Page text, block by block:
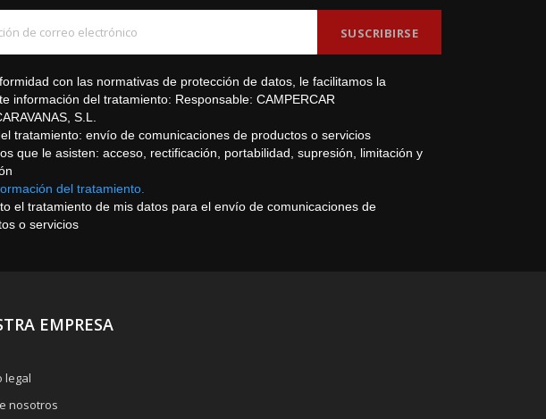
con las normativas de protección de datos, le facilitamos la
información del tratamiento: Responsable: CAMPERCAR
S.L.
tratamiento: envío de comunicaciones de productos o servicios
que le asisten: acceso, rectificación, portabilidad, supresión, limitación y
del tratamiento.
el tratamiento de mis datos para el envío de comunicaciones de
o servicios
EMPRESA
legal
nosotros